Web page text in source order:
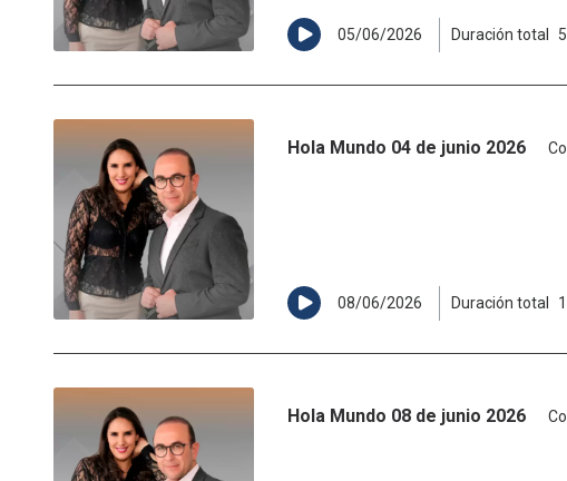
05/06/2026 Duración total
Hola Mundo 04 de junio 2026
08/06/2026 Duración total
Hola Mundo 08 de junio 2026